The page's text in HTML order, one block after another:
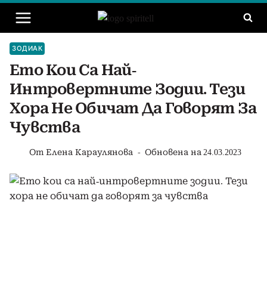
съдържанието
ЗОДИАК
Ето Кои Са Най-
Интровертните Зодии. Тези
Хора Не Обичат Да Говорят За
Чувства
От Елена Караулянова Обновена на 24.03.2023